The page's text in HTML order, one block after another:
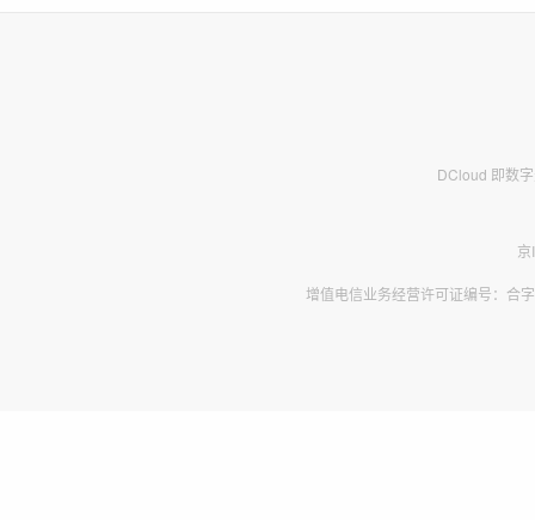
DCloud 即数
增值电信业务经营许可证编号：合